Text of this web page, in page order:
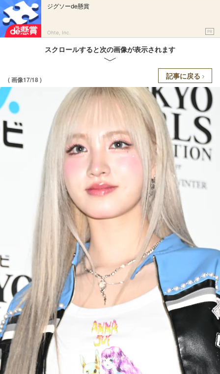
ジグソーde懸賞
Ohte, Inc. PR
スクロールすると次の画像が表示されます
( 画像17/18 ) 記事に戻る